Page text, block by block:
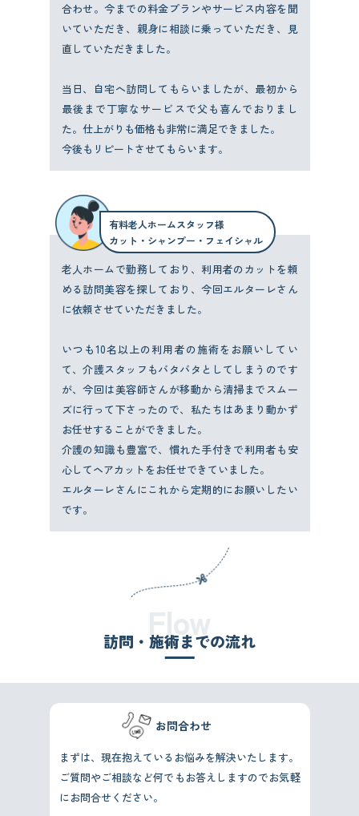
合わせ。今までの料金プランやサービス内容を聞
いていただき、親身に相談に乗っていただき、見
直していただきました。
当日、自宅へ訪問してもらいましたが、最初から
最後まで丁寧なサービスで父も喜んでおりまし
た。仕上がりも価格も非常に満足できました。
今後もリピートさせてもらいます。
有料老人ホームスタッフ様
カット・シャンプー・フェイシャル
老人ホームで勤務しており、利用者のカットを頼
める訪問美容を探しており、今回エルターレさん
に依頼させていただきました。
いつも10名以上の利用者の施術をお願いしてい
て、介護スタッフもバタバタとしてしまうのです
が、今回は美容師さんが移動から清掃までスムー
ズに行って下さったので、私たちはあまり動かず
お任せすることができました。
介護の知識も豊富で、慣れた手付きで利用者も安
心してヘアカットをお任せできていました。
エルターレさんにこれから定期的にお願いしたい
です。
訪問・施術までの流れ
Flow
お問合わせ
まずは、現在抱えているお悩みを解決いたします。
ご質問やご相談など何でもお答えしますのでお気軽
にお問合せください。